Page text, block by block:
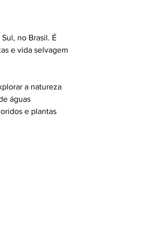
no Brasil. É
e vida selvagem
a natureza
águas
e plantas